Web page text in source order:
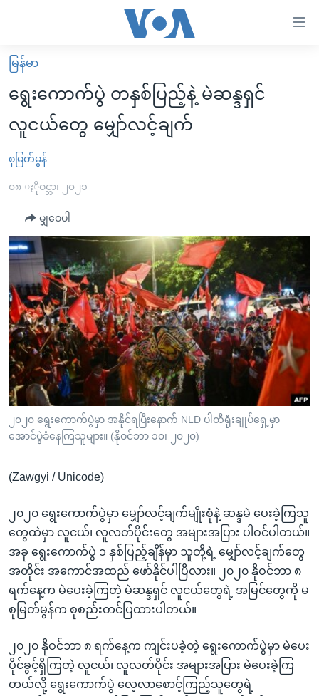
လွယ်ကူ
စေ
Link
များ
ပင်မ
ကျော်
ကြည့်
ရန်
ပင်မ
အ
ညွန်း
စာမျက်နှာ
သို့
ကျော်
ကြည့်
ရန်
ရန်
ကျော်
ရန်
မူလစာမျက်နှာ
မြန်မာ
ကမ္ဘာ့သတင်းများ
နိုင်ငံတကာ
အစ္စရေး-ပါလက်စတိုင်း
ဗွီဒီယို
အင်္ဂလိပ်စာလေ့လာမယ်
အမေရိကန်သုံးအီဒီယံ
မကြေးမုံရဲ့ အင်္ဂလိပ်စာ
ရုပ်ရှင်ထဲက အင်္ဂလိပ်စာ
သုတပဒေသာ အင်္ဂလိပ်စာ
အပတ်စဉ်ကဏ္ဍများ
ရေဒီယို
တီဗွီ
ရေဒီယိုနှင့်ရုပ်သံ အချက်အလက်များ
ရေဒီယို/တီဗွီအစီအစဉ်
Learning English
ဗွီအိုအေ လူမှုကွန်ယက်များ
မြန်မာ
ရွေးကောက်ပွဲ တနှစ်ပြည့်နဲ့ မဲဆန္ဒရှင်
လူငယ်တွေ မျှော်လင့်ချက်
စုမြတ်မွန်
၀၈ ႏိုဝင္ဘာ၊ ၂၀၂၁
မျှဝေပါ
၂၀၂၀ ရွေးကောက်ပွဲမှာ အနိုင်ရပြီးနောက် NLD ပါတီရုံးချုပ်ရှေ့မှာ
အောင်ပွဲခံနေကြသူများ။ (နိုဝင်ဘာ ၁၀၊ ၂၀၂၀)
(Zawgyi / Unicode)
၂၀၂၀ ရွေးကောက်ပွဲမှာ မျှော်လင့်ချက်မျိုးစုံနဲ့ ဆန္ဒမဲ ပေးခဲ့ကြသူ
တွေထဲမှာ လူငယ်၊ လူလတ်ပိုင်းတွေ အများအပြား ပါဝင်ပါတယ်။
အခု ရွေးကောက်ပွဲ ၁ နှစ်ပြည့်ချိန်မှာ သူတို့ရဲ့ မျှော်လင့်ချက်တွေ
အတိုင်း အကောင်အထည် ဖော်နိုင်ပါပြီလား။ ၂၀၂၀ နိုဝင်ဘာ ၈
ရက်နေ့က မဲပေးခဲ့ကြတဲ့ မဲဆန္ဒရှင် လူငယ်တွေရဲ့ အမြင်တွေကို မ
စုမြတ်မွန်က စုစည်းတင်ပြထားပါတယ်။
၂၀၂၀ နိုဝင်ဘာ ၈ ရက်နေ့က ကျင်းပခဲ့တဲ့ ရွေးကောက်ပွဲမှာ မဲပေး
ပိုင်ခွင့်ရှိကြတဲ့ လူငယ်၊ လူလတ်ပိုင်း အများအပြား မဲပေးခဲ့ကြ
တယ်လို့ ရွေးကောက်ပွဲ လေ့လာစောင့်ကြည့်သူတွေရဲ့